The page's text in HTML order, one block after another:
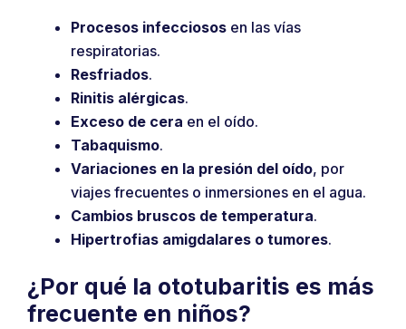
Procesos infecciosos en las vías
respiratorias.
Resfriados.
Rinitis alérgicas.
Exceso de cera en el oído.
Tabaquismo.
Variaciones en la presión del oído, por
viajes frecuentes o inmersiones en el agua.
Cambios bruscos de temperatura.
Hipertrofias amigdalares o tumores.
¿Por qué la ototubaritis es más
frecuente en niños?